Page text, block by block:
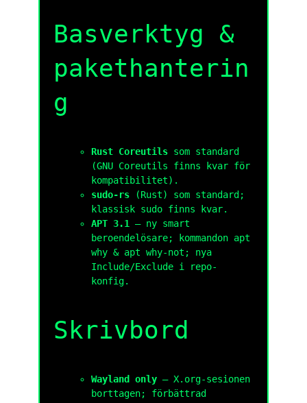
Basverktyg &
pakethanterin
g
Rust Coreutils som standard
(GNU Coreutils finns kvar för
kompatibilitet).
sudo-rs (Rust) som standard;
klassisk sudo finns kvar.
APT 3.1
— ny smart
beroendelösare; kommandon apt
why & apt why-not ; nya
Include/Exclude i repo-
konfig.
Skrivbord
Wayland only — X.org-sesionen
borttagen; förbättrad